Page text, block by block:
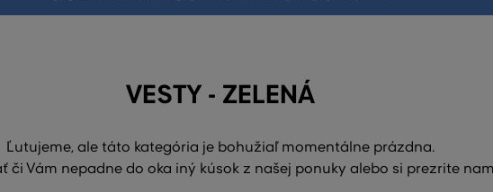
VESTY - ZELENÁ
Ľutujeme, ale táto kategória je bohužiaľ momentálne prázdna.
či Vám nepadne do oka iný kúsok z našej ponuky alebo si prezrite